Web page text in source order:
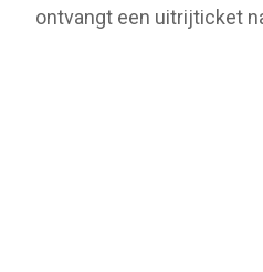
ontvangt een uitrijticket